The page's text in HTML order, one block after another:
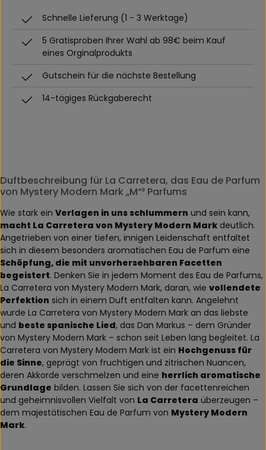
Schnelle Lieferung (1 - 3 Werktage)
5 Gratisproben Ihrer Wahl ab 98€ beim Kauf
eines Orginalprodukts
Gutschein für die nächste Bestellung
14-tägiges Rückgaberecht
Duftbeschreibung für La Carretera, das Eau de Parfum
von Mystery Modern Mark „M“³ Parfums
Wie stark ein Verlagen in uns schlummern und sein kann,
macht La Carretera von Mystery Modern Mark deutlich.
Angetrieben von einer tiefen, innigen Leidenschaft entfaltet
sich in diesem besonders aromatischen Eau de Parfum eine
Schöpfung, die mit unvorhersehbaren Facetten
begeistert. Denken Sie in jedem Moment des Eau de Parfums,
La Carretera von Mystery Modern Mark, daran, wie vollendete
Perfektion sich in einem Duft entfalten kann. Angelehnt
wurde La Carretera von Mystery Modern Mark an das liebste
und beste spanische Lied, das Dan Markus – dem Gründer
von Mystery Modern Mark – schon seit Leben lang begleitet. La
Carretera von Mystery Modern Mark ist ein Hochgenuss für
die Sinne, geprägt von fruchtigen und zitrischen Nuancen,
deren Akkorde verschmelzen und eine herrlich aromatische
Grundlage bilden. Lassen Sie sich von der facettenreichen
und geheimnisvollen Vielfalt von La Carretera überzeugen –
dem majestätischen Eau de Parfum von Mystery Modern
Mark.